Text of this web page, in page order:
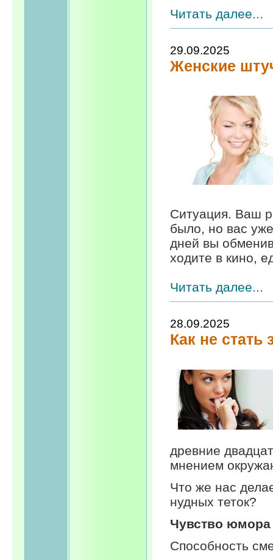
Читать далее...
29.09.2025
Женские
Ситуация. Ваш
было, но вас
дней вы
ходите в кино,
Читать далее...
28.09.2025
Как не стать
древние
мнением
Что же нас
нудных теток?
Чувство юмора
Способность